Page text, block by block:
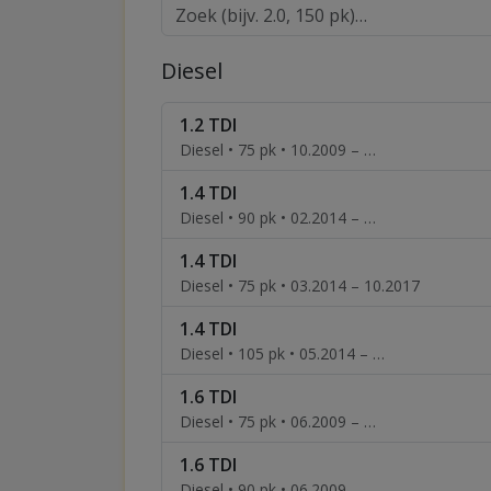
Diesel
1.2 TDI
Diesel • 75 pk • 10.2009 – …
1.4 TDI
Diesel • 90 pk • 02.2014 – …
1.4 TDI
Diesel • 75 pk • 03.2014 – 10.2017
1.4 TDI
Diesel • 105 pk • 05.2014 – …
1.6 TDI
Diesel • 75 pk • 06.2009 – …
1.6 TDI